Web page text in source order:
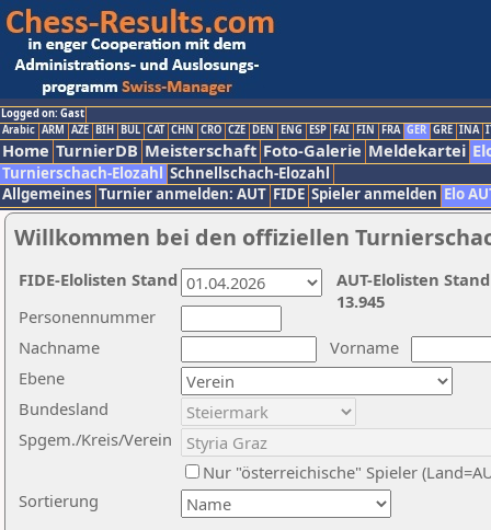
Logged on: Gast
Arabic ARM AZE BIH BUL CAT CHN CRO CZE DEN ENG ESP FAI FIN FRA GER GRE INA
Home TurnierDB Meisterschaft Foto-Galerie Meldekartei
Turnierschach-Elozahl Schnellschach-Elozahl
Allgemeines Turnier anmelden: AUT FIDE Spieler anmelden Elo
Willkommen bei den offiziellen
Nachname
Vorname
Ebene
Sortierung
Personennummer
Bundesland
Spgem./Kreis/Verein
Nur "österreichische" Spieler
AUT-Elolisten
13.945
FIDE-Elolisten Stand